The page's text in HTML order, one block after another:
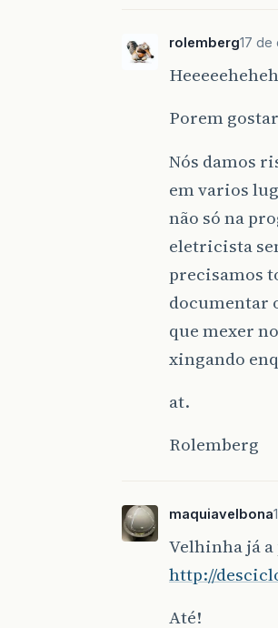
rolemberg17 de
Porem
Nós damos
em varios
não só na
eletricista
precisamos
documentar
que mexer
xingando
at.
Rolemberg
maquiavelbona
Velhinha já a
http://
Até!